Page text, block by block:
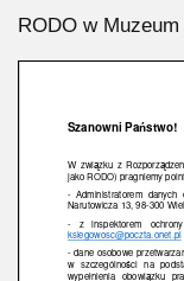
RODO w Muzeum